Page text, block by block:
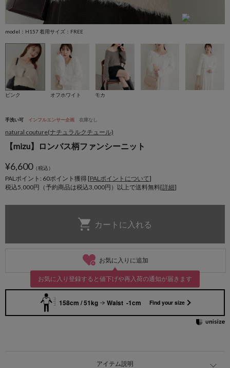
model：H157 着用サイズ：FREE
ピンク オフホワイト モカ
手洗い可 インフルエンサー企画 在庫なし
natural couture(ナチュラルクチュール)
【mizu】ロンバス柄ファンシーニット
¥6,600（税込）
PALポイント: 60ポイント獲得 [PALポイントについて]
税込5,000円（予約商品は税込3,000円）以上で送料無料[詳細]
お気に入りに追加
お気に入り登録すると値下げや再入荷の通知が届きます
158cm / 51kg Waist -1cm Find your size
アイテム説明